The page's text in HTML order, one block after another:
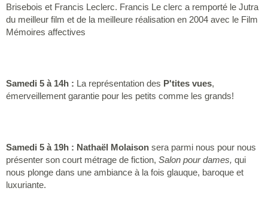
Brisebois et Francis Leclerc. Francis Le clerc a remporté le Jutra
du meilleur film et de la meilleure réalisation en 2004 avec le Film
Mémoires affectives
Samedi 5 à 14h : La représentation des P'tites vues,
émerveillement garantie pour les petits comme les grands!
Samedi 5 à 19h : Nathaël Molaison sera parmi nous pour nous
présenter son court métrage de fiction, Salon pour dames, qui
nous plonge dans une ambiance à la fois glauque, baroque et
luxuriante.